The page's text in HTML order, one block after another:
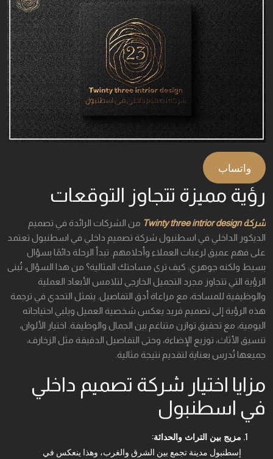
واتساب
رؤية مميزة تتجاوز التوقعات
شركة Twinty three intrior design
من الشركات الرائدة في تصميم
الديكور الداخلي في اسطنبول شركة تصميم داخلي في اسطنبول تعتمد
على فهم عميق لرغبات العملاء وأحلامهم. تبدأ الرحلة دائمًا بسؤال
بسيط ولكنه جوهري: كيف ترى مساحتك المثالية؟ من هذا السؤال، تُبنى
الرؤية التي تتجاوز مجرد التجميل الخارجي لتلامس الأبعاد العملية
والوظيفية للمساحة، مع مراعاة أدق التفاصيل. يتمثل التحدي في ترجمة
هذه الرؤية إلى تصميم فريد يعكس شخصية العميل ويلبي احتياجاته
اليومية، مع تحقيق توازن متناغم بين الجمال والوظيفة. اختيار الألوان،
تنسيق الأثاث، توزيع الإضاءة، وحتى التفاصيل الدقيقة مثل الزخارف،
جميعها تُدرس بعناية لتقديم نتيجة مثالية.
مزايا اختيار شركة تصميم داخلي
في اسطنبول
مزيج بين التراث والحداثة:
إسطنبول مدينة تجمع بين الشرق والغرب، وهذا ينعكس في